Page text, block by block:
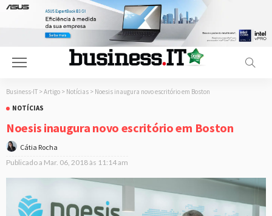
Business-IT > Artigo > Notícias > Noesis inaugura novo escritório em Boston
NOTÍCIAS
Noesis inaugura novo escritório em Boston
Cátia Rocha
Publicado a Mar. 06, 2018 às 11:14 am